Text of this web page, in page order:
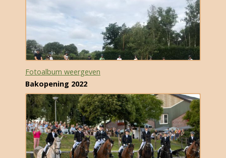
Fotoalbum weergeven
Bakopening 2022